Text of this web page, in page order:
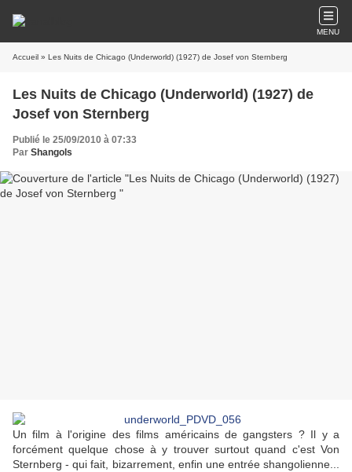
MENU
Accueil » Les Nuits de Chicago (Underworld) (1927) de Josef von Sternberg
Les Nuits de Chicago (Underworld) (1927) de
Josef von Sternberg
Publié le 25/09/2010 à 07:33
Par Shangols
Un film à l'origine des films américains de gangsters ? Il y a
forcément quelque chose à y trouver surtout quand c'est Von
Sternberg - qui fait, bizarrement, enfin une entrée shangolienne...